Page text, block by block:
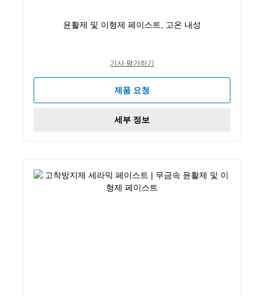
윤활제 및 이형제 페이스트, 고온 내성
기사 평가하기
제품 요청
세부 정보